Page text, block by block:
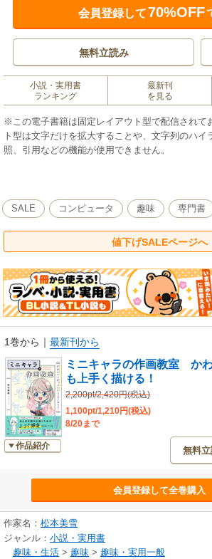
会員登録して70%OFF
無料立読み
小説・実用書
ランキング
最新刊
を見る
※この電子書籍は固定レイアウト型で配信されて
ト型は文字だけを拡大することや、文字列のハイ
照、引用などの機能が使用できません。
●動きのあるミニキャラを描くための知識をたっ
・ミニキャラの黄金バランス「2.25頭身」のルー
す。
・8つのタイプのミニキャラ化を解説。個性を活
ーン、感情演出、ポーズなど作例がもりだくさん
・ミニキャラでおなじみの小道具の作画テクニッ
・パーツごとの色塗りテクニックやキャラに合
みに応えるワザも取り上げます。
●ダウンロード＆動画特典もついています！
・練習用トレス素材画像
・カバーイラストのタイムラプス動画
※カバー画像が異なる場合があります。
SALE コンピュータ 趣味 専門書
値下げSALEページへ
1巻から ｜ 最新刊から
作品紹介
ミニキャラの作画教室 か
も上手く描ける！
2,200pt/2,420円(税込)
1,100pt/1,210円(税込)
8/20まで
無料
会員登録して全巻購入
作家名： 松本美雪
ジャンル： 小説・実用書
趣味・生活 > 趣味 > 趣味・実用一般